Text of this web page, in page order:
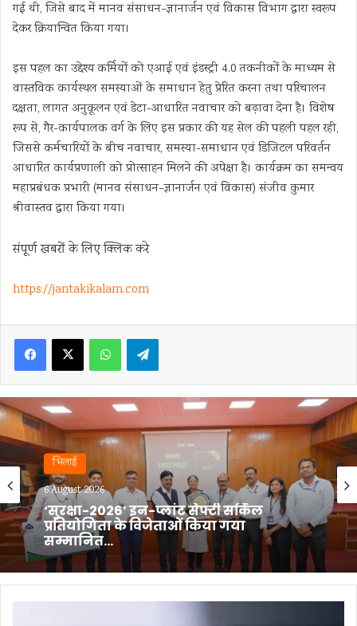
गई थी, जिसे बाद में मानव संसाधन–ज्ञानार्जन एवं विकास विभाग द्वारा स्वरूप
देकर क्रियान्वित किया गया।
इस पहल का उद्देश्य कर्मियों को एआई एवं इंडस्ट्री 4.0 तकनीकों के माध्यम से
वास्तविक कार्यस्थल समस्याओं के समाधान हेतु प्रेरित करना तथा परिचालन
दक्षता, लागत अनुकूलन एवं डेटा-आधारित नवाचार को बढ़ावा देना है। विशेष
रूप से, गैर-कार्यपालक वर्ग के लिए इस प्रकार की यह सेल की पहली पहल रही,
जिससे कर्मचारियों के बीच नवाचार, समस्या-समाधान एवं डिजिटल परिवर्तन
आधारित कार्यप्रणाली को प्रोत्साहन मिलने की अपेक्षा है। कार्यक्रम का समन्वय
महाप्रबंधक प्रभारी (मानव संसाधन–ज्ञानार्जन एवं विकास) संजीव कुमार
श्रीवास्तव द्वारा किया गया।
संपूर्ण खबरों के लिए क्लिक करे
https://jantakikalam.com
FacebookX WhatsAppTelegram
भिलाई
6 August 2026
बीएमडीसी, सेक्टर-7 में ‘मिशन लक्ष्मी’ के तहत
स्वास्थ्य परीक्षण शिविर का आयोजन…